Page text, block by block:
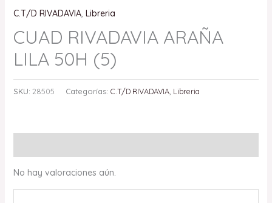
C.T/D RIVADAVIA, Libreria
CUAD RIVADAVIA ARAÑA
LILA 50H (5)
SKU: 28505 Categorías: C.T/D RIVADAVIA, Libreria
No hay valoraciones aún.